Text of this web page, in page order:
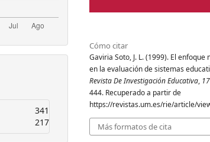
341
217
Cómo citar
Gaviria Soto, J. L. (1999). El enfoque
en la evaluación de sistemas
Revista De Investigación Educativa, 17
444. Recuperado a partir de
https://revistas.um.es/rie/article/
Más formatos de cita